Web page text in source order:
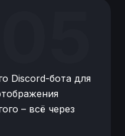
Discord-бота для
– всё через